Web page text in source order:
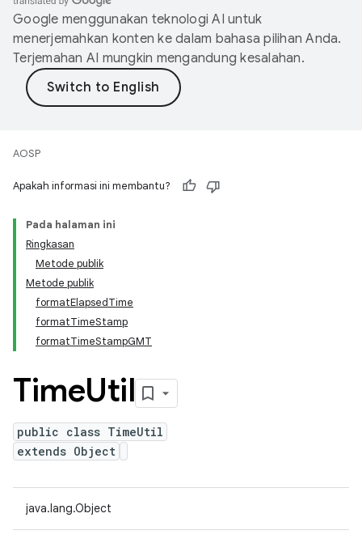
Google menggunakan teknologi AI untuk
menerjemahkan konten ke dalam bahasa pilihan Anda.
Terjemahan AI mungkin mengandung kesalahan.
AOSP
Apakah informasi ini membantu?
Pada halaman ini
Ringkasan
Metode publik
Metode publik
formatElapsedTime
formatTimeStamp
formatTimeStampGMT
TimeUtil
public class TimeUtil
extends Object
java.lang.Object